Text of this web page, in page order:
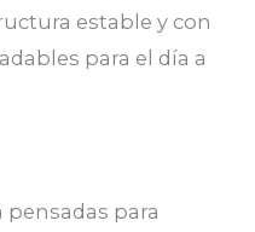
estable y con
para el día a
pensadas para